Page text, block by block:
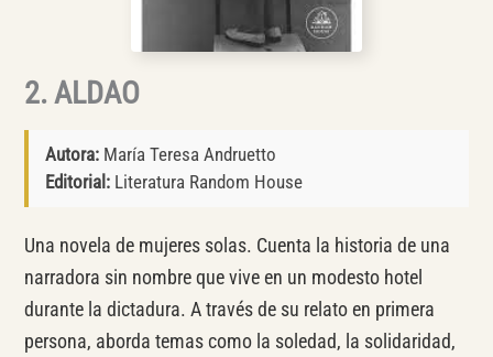
2. ALDAO
Autora:María Teresa Andruetto
Editorial:Literatura Random House
Una novela de mujeres solas. Cuenta la historia de una
narradora sin nombre que vive en un modesto hotel
durante la dictadura. A través de su relato en primera
persona, aborda temas como la soledad, la solidaridad,